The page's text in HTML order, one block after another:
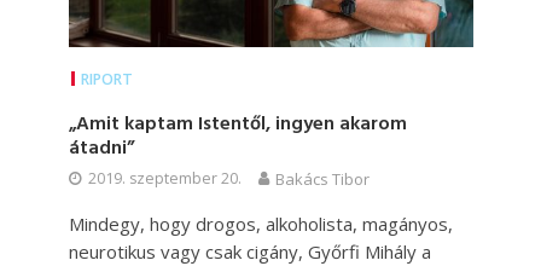
RIPORT
„Amit kaptam Istentől, ingyen akarom
átadni”
2019. szeptember 20. Bakács Tibor
Mindegy, hogy drogos, alkoholista, magányos,
neurotikus vagy csak cigány, Győrfi Mihály a